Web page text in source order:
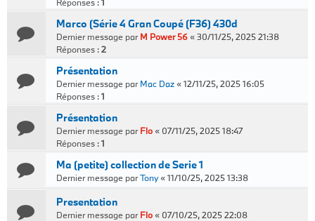
Marco (Série 4 Gran Coupé (F36) 430d
Dernier message parM Power 56«30/11/25, 2025 21:38
Réponses :2
Présentation
Dernier message parMac Daz«12/11/25, 2025 16:05
Réponses :1
Présentation
Dernier message parFlo« 07/11/25, 2025 18:47
Réponses :1
Ma (petite) collection de Serie 1
Dernier message parTony«11/10/25, 2025 13:38
Presentation
Dernier message parFlo« 07/10/25, 2025 22:08